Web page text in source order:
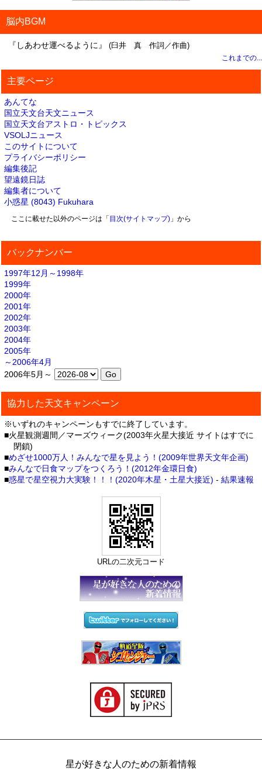
脳内BGM
『しあわせ運べるように』 (臼井 真 作詞／作曲)
これまでの...
主要ページ
あんてな
国立天文台天文ニュース
国立天文台アストロ・トピックス
VSOLJニュース
このサイトについて
プライバシーポリシー
編集後記
望遠鏡日誌
編集者について
小惑星 (8043) Fukuhara
ここに載せた以外のページは「 目次(サイトマップ)」から
バックナンバー
1997年12月～1998年
1999年
2000年
2001年
2002年
2003年
2004年
2005年
～2006年4月
2006年5月～
協力した天文キャンペーン
※いずれのキャンペーンもすでに終了しています。
■火星観測週間／マーズウィーク(2003年火星大接近 サイトはすでに
閉鎖)
■めざせ1000万人！みんなで星を見よう！(2009年世界天文年企画)
■みんなで日食マップをつくろう！(2012年金環日食)
■惑星で星空視力大実験！！！(2020年木星・土星大接近) - 結果速報
URLの二次元コード
星が好きな人のための新着情報